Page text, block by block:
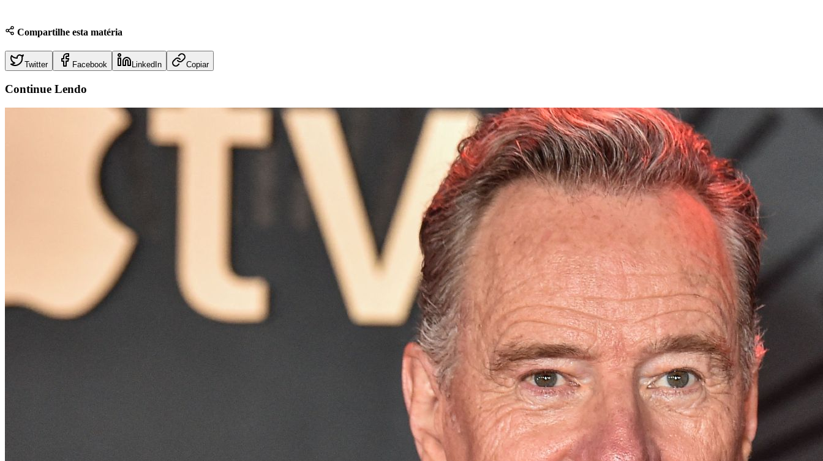
Compartilhe esta matéria
Twitter Facebook LinkedIn Copiar
Continue Lendo